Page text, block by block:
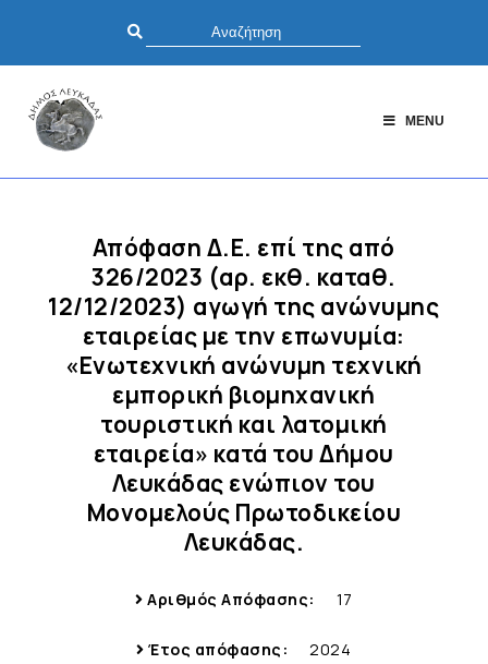
MENU
Απόφαση Δ.Ε. επί της από
326/2023 (αρ. εκθ. καταθ.
12/12/2023) αγωγή της ανώνυμης
εταιρείας με την επωνυμία:
«Ενωτεχνική ανώνυμη τεχνική
εμπορική βιομηχανική
τουριστική και λατομική
εταιρεία» κατά του Δήμου
Λευκάδας ενώπιον του
Μονομελούς Πρωτοδικείου
Λευκάδας.
Αριθμός Απόφασης: 17
Έτος απόφασης: 2024